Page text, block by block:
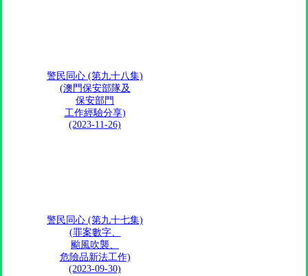
警民同心 (第九十八集)
(澳門保安部隊及
保安部門
工作經驗分享)
(2023-11-26)
警民同心 (第九十七集)
(罪案數字、
颱風吹襲、
危險品新法工作)
(2023-09-30)